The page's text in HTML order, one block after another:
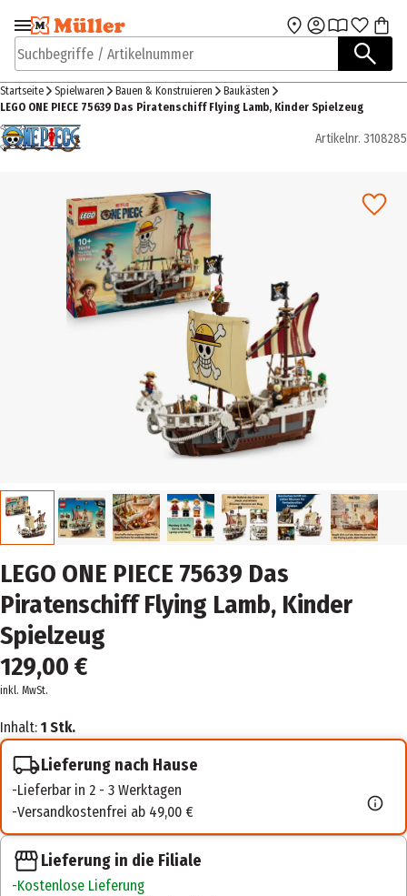
Zur Navigation
springen
Zum Hauptinhalt
Suchbegriffe / Artikelnummer
Startseite Spielwaren Bauen & Konstruieren
Baukästen
LEGO ONE PIECE 75639 Das Piratenschiff Flying Lamb, Kinder Spielzeug
Artikelnr. 3108285
LEGO ONE PIECE 75639 Das
Piratenschiff Flying Lamb, Kinder
Spielzeug
129,00 €
inkl. MwSt.
Inhalt: 1 Stk.
Lieferung nach Hause
Lieferbar in 2 - 3 Werktagen
Versandkostenfrei ab 49,00 €
Lieferung in die Filiale
Kostenlose Lieferung